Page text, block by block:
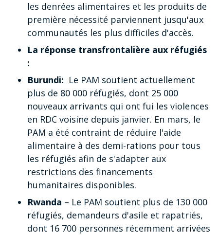
les denrées alimentaires et les produits de
première nécessité parviennent jusqu'aux
communautés les plus difficiles d'accès.
La réponse transfrontalière aux réfugiés
:
Burundi: Le PAM soutient actuellement
plus de 80 000 réfugiés, dont 25 000
nouveaux arrivants qui ont fui les violences
en RDC voisine depuis janvier. En mars, le
PAM a été contraint de réduire l'aide
alimentaire à des demi-rations pour tous
les réfugiés afin de s'adapter aux
restrictions des financements
humanitaires disponibles.
Rwanda – Le PAM soutient plus de 130 000
réfugiés, demandeurs d'asile et rapatriés,
dont 16 700 personnes récemment arrivées